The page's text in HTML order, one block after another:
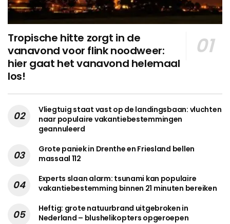
Tropische hitte zorgt in de
vanavond voor flink noodweer:
hier gaat het vanavond helemaal
los!
Vliegtuig staat vast op de landingsbaan: vluchten
naar populaire vakantiebestemmingen
geannuleerd
Grote paniek in Drenthe en Friesland bellen
massaal 112
Experts slaan alarm: tsunami kan populaire
vakantiebestemming binnen 21 minuten bereiken
Heftig: grote natuurbrand uitgebroken in
Nederland – blushelikopters opgeroepen